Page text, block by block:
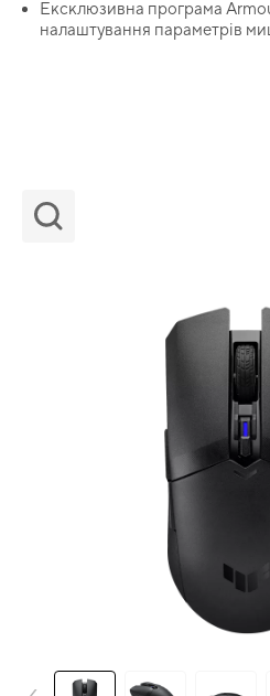
Ексклюзивна програма
налаштування параметрів